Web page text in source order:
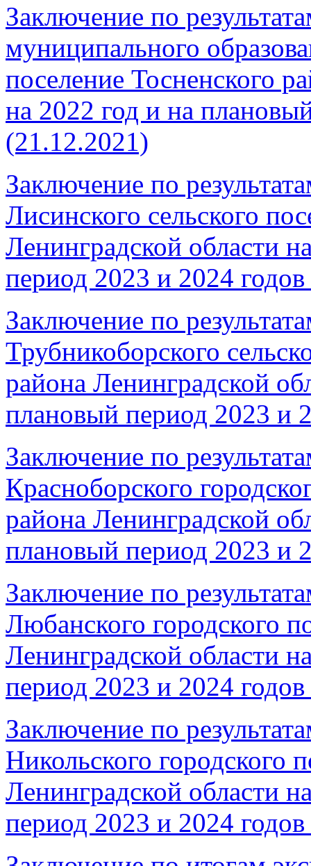
Заключение по
муниципального
поселение Тосненского
на 2022 год и на
(21.12.2021)
Заключение по
Лисинского сельского
Ленинградской области
период 2023 и 2024
Заключение по
Трубникоборского
района Ленинградской
плановый период 2023 и
Заключение по
Красноборского
района Ленинградской
плановый период 2023 и
Заключение по
Любанского городского
Ленинградской области
период 2023 и 2024
Заключение по
Никольского городского
Ленинградской области
период 2023 и 2024